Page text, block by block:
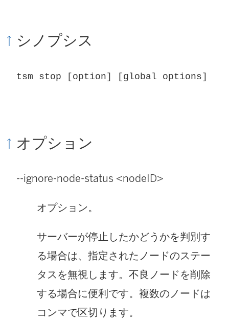
シノプシス
tsm stop [option] [global options]
オプション
--ignore-node-status <nodeID>
オプション。
サーバーが停止したかどうかを判別す
る場合は、指定されたノードのステー
タスを無視します。不良ノードを削除
する場合に便利です。複数のノードは
コンマで区切ります。